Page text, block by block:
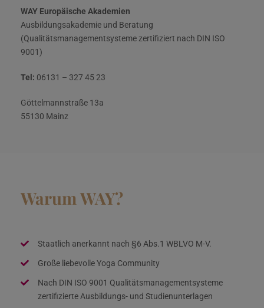
WAY Europäische Akademien
Ausbildungsakademie und Beratung
(Qualitätsmanagementsysteme zertifiziert nach DIN ISO
9001)
Tel: 06131 – 327 45 23
Göttelmannstraße 13a
55130 Mainz
Warum WAY?
Staatlich anerkannt nach §6 Abs.1 WBLVO M-V.
Große liebevolle Yoga Community
Nach DIN ISO 9001 Qualitätsmanagementsysteme
zertifizierte Ausbildungs- und Studienunterlagen